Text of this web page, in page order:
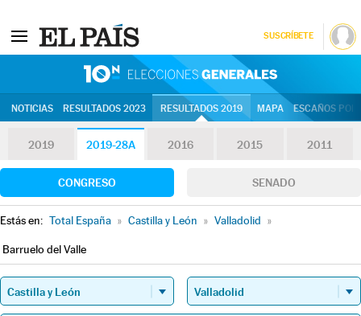
SUSCRÍBETE
NOTICIAS RESULTADOS 2023 RESULTADOS 2019 MAPA ESCAÑOS
2019 2019-28A 2016 2015 2011
CONGRESO SENADO
Estás en: Total España » Castilla y León » Valladolid »
Barruelo del Valle